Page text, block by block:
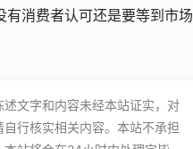
消费者认可还是要等到市场
文字和内容未经本站证实，对
行核实相关内容。本站不承担